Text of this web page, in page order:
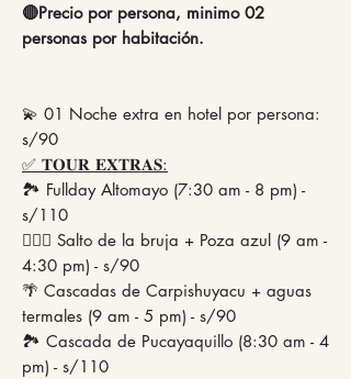
🔴Precio por persona, minimo 02
personas por habitación.
💫 01 Noche extra en hotel por persona:
s/90
✅ 𝐓𝐎𝐔𝐑 𝐄𝐗𝐓𝐑𝐀𝐒:
🏞️ Fullday Altomayo (7:30 am - 8 pm) -
s/110
🧙🏼‍♀️ Salto de la bruja + Poza azul (9 am -
4:30 pm) - s/90
🌴 Cascadas de Carpishuyacu + aguas
termales (9 am - 5 pm) - s/90
🏞️ Cascada de Pucayaquillo (8:30 am - 4
pm) - s/110